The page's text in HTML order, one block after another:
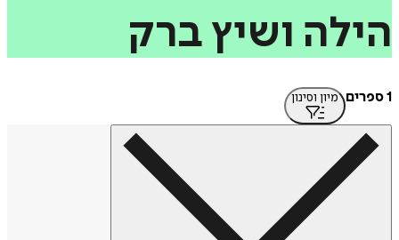
הילה ושיץ ברק
1 ספרים מיון וסינון